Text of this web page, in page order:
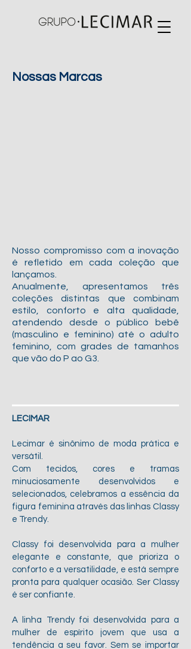
Nossas Marcas
Nosso compromisso com a inovação
é refletido em cada coleção que
lançamos.
Anualmente, apresentamos três
coleções distintas que combinam
estilo, conforto e alta qualidade,
atendendo desde o público bebê
(masculino e feminino) até o adulto
feminino, com grades de tamanhos
que vão do P ao G3.
LECIMAR
Lecimar é sinônimo de moda prática e
versátil.
Com tecidos, cores e tramas
minuciosamente desenvolvidos e
selecionados, celebramos a essência da
figura feminina através das linhas Classy
e Trendy.
Classy foi desenvolvida para a mulher
elegante e constante, que prioriza o
conforto e a versatilidade, e está sempre
pronta para qualquer ocasião. Ser Classy
é ser confiante.
A linha Trendy foi desenvolvida para a
mulher de espírito jovem que usa a
tendência a seu favor. Sem se importar